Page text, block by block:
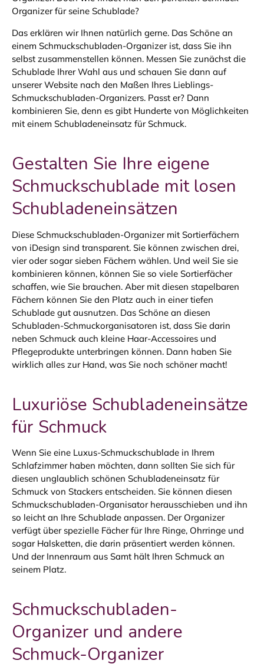
Organizer für seine Schublade?
Das erklären wir Ihnen natürlich gerne. Das Schöne an
einem Schmuckschubladen-Organizer ist, dass Sie ihn
selbst zusammenstellen können. Messen Sie zunächst die
Schublade Ihrer Wahl aus und schauen Sie dann auf
unserer Website nach den Maßen Ihres Lieblings-
Schmuckschubladen-Organizers. Passt er? Dann
kombinieren Sie, denn es gibt Hunderte von Möglichkeiten
mit einem Schubladeneinsatz für Schmuck.
Gestalten Sie Ihre eigene
Schmuckschublade mit losen
Schubladeneinsätzen
Diese Schmuckschubladen-Organizer mit Sortierfächern
von iDesign sind transparent. Sie können zwischen drei,
vier oder sogar sieben Fächern wählen. Und weil Sie sie
kombinieren können, können Sie so viele Sortierfächer
schaffen, wie Sie brauchen. Aber mit diesen stapelbaren
Fächern können Sie den Platz auch in einer tiefen
Schublade gut ausnutzen. Das Schöne an diesen
Schubladen-Schmuckorganisatoren ist, dass Sie darin
neben Schmuck auch kleine Haar-Accessoires und
Pflegeprodukte unterbringen können. Dann haben Sie
wirklich alles zur Hand, was Sie noch schöner macht!
Luxuriöse Schubladeneinsätze
für Schmuck
Wenn Sie eine Luxus-Schmuckschublade in Ihrem
Schlafzimmer haben möchten, dann sollten Sie sich für
diesen unglaublich schönen Schubladeneinsatz für
Schmuck von Stackers entscheiden. Sie können diesen
Schmuckschubladen-Organisator herausschieben und ihn
so leicht an Ihre Schublade anpassen. Der Organizer
verfügt über spezielle Fächer für Ihre Ringe, Ohrringe und
sogar Halsketten, die darin präsentiert werden können.
Und der Innenraum aus Samt hält Ihren Schmuck an
seinem Platz.
Schmuckschubladen-
Organizer und andere
Schmuck-Organizer